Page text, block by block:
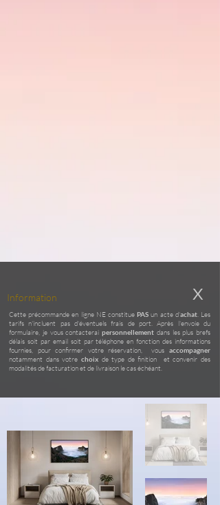
Information X
Cette précommande en ligne NE constituePAS un acte d'achat. Les
tarifs n'incluent pas d'éventuels frais de port. Après l'envoie du
formulaire, je vous contacterai personnellement dans les plus brefs
délais soit par email soit par téléphone en fonction des informations
fournies, pour confirmer votre réservation, vous accompagner
notamment dans votre choixde type de finition et convenir des
modalités de facturation et de livraison le cas échéant.